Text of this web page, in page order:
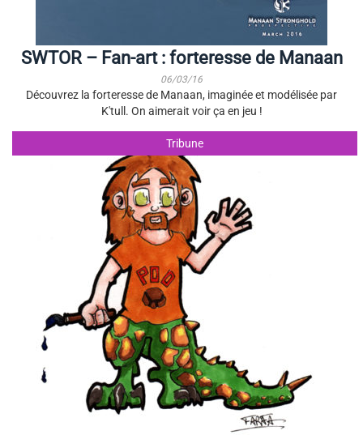
SWTOR – Fan-art : forteresse de Manaan
06/03/16
Découvrez la forteresse de Manaan, imaginée et modélisée par
K'tull. On aimerait voir ça en jeu !
Tribune